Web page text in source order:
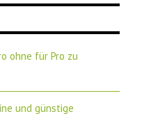
ohne für Pro zu
und günstige